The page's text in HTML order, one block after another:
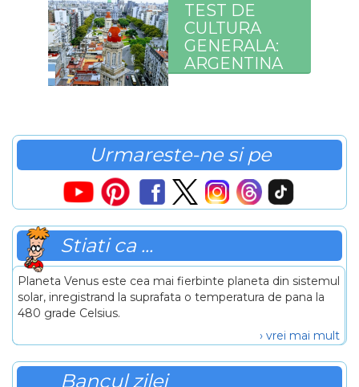
TEST DE
CULTURA
GENERALA:
ARGENTINA
Urmareste-ne si pe
Stiati ca ...
Planeta Venus este cea mai fierbinte planeta din sistemul
solar, inregistrand la suprafata o temperatura de pana la
480 grade Celsius.
› vrei mai mult
Bancul zilei